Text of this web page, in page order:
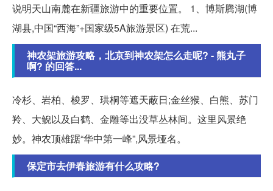
说明天山南麓在新疆旅游中的重要位置。 1、博斯腾湖(博
湖县,中国“西海”+国家级5A旅游景区) 在荒...
神农架旅游攻略，北京到神农架怎么走呢? - 熊丸子
啊? 的回答...
冷杉、岩柏、梭罗、珙桐等遮天蔽日;金丝猴、白熊、苏门
羚、大鲵以及白鹤、金雕等出没草丛林间。这里风景绝
妙。神农顶雄踞“华中第一峰”,风景垭名。
保定市去伊春旅游有什么攻略?